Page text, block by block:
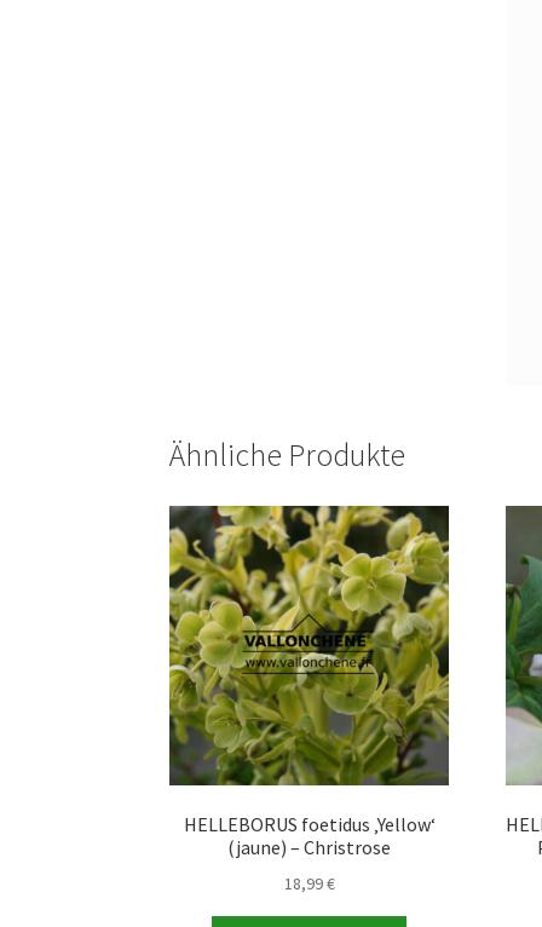
Ähnliche Produkte
HELLEBORUS foetidus ‚Yellow‘
(jaune) – Christrose
18,99€